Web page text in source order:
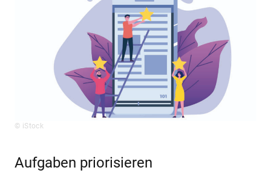
© iStock
Aufgaben priorisieren